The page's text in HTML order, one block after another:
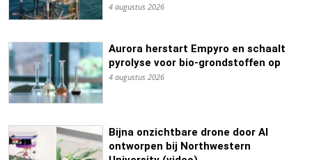
4 augustus 2026
Aurora herstart Empyro en schaalt
pyrolyse voor bio-grondstoffen op
4 augustus 2026
Bijna onzichtbare drone door AI
ontworpen bij Northwestern